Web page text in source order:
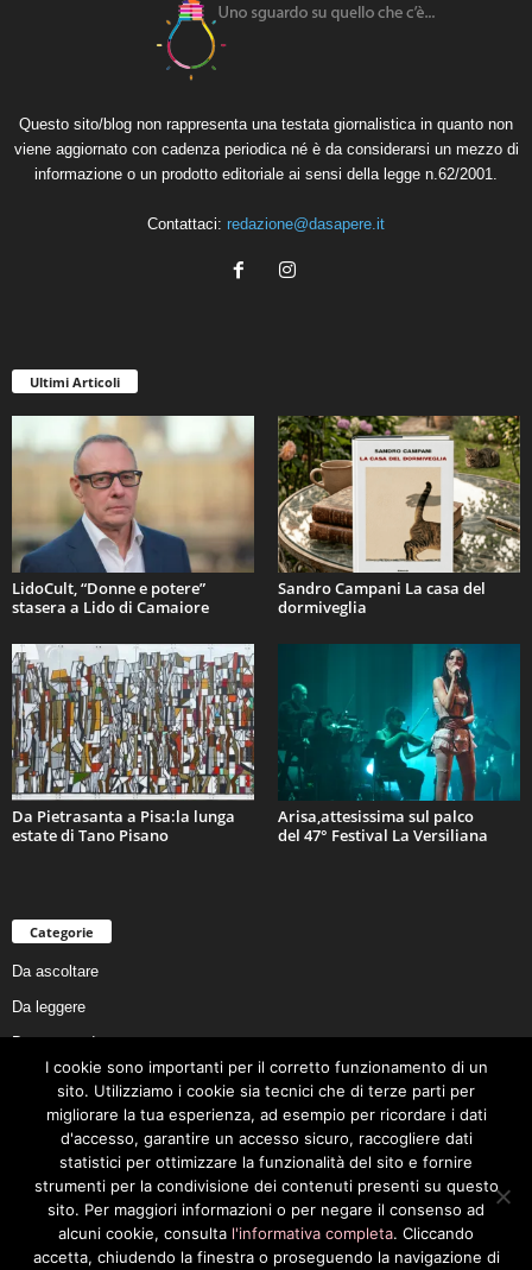
Questo sito/blog non rappresenta una testata giornalistica in quanto non
viene aggiornato con cadenza periodica né è da considerarsi un mezzo di
informazione o un prodotto editoriale ai sensi della legge n.62/2001.
Contattaci: redazione@dasapere.it
Ultimi Articoli
LidoCult, “Donne e potere”
stasera a Lido di Camaiore
Sandro Campani La casa del
dormiveglia
Da Pietrasanta a Pisa:la lunga
estate di Tano Pisano
Arisa,attesissima sul palco
del 47° Festival La Versiliana
Categorie
Da ascoltare
Da leggere
Da non perdere
Da conoscere
Da preservare
Da vivere
Cookie Policy
I cookie sono importanti per il corretto funzionamento di un
sito. Utilizziamo i cookie sia tecnici che di terze parti per
migliorare la tua esperienza, ad esempio per ricordare i dati
d'accesso, garantire un accesso sicuro, raccogliere dati
statistici per ottimizzare la funzionalità del sito e fornire
strumenti per la condivisione dei contenuti presenti su questo
sito. Per maggiori informazioni o per negare il consenso ad
alcuni cookie, consulta l'informativa completa. Cliccando
accetta, chiudendo la finestra o proseguendo la navigazione di